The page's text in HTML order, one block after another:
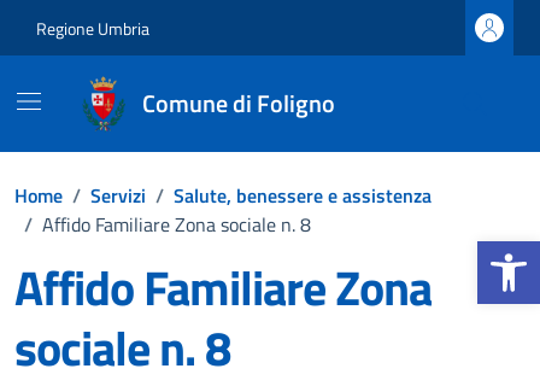
Apri la
Regione Umbria
Comune di Foligno
Home / Servizi / Salute, benessere e assistenza
/ Affido Familiare Zona sociale n. 8
Affido Familiare Zona
sociale n. 8